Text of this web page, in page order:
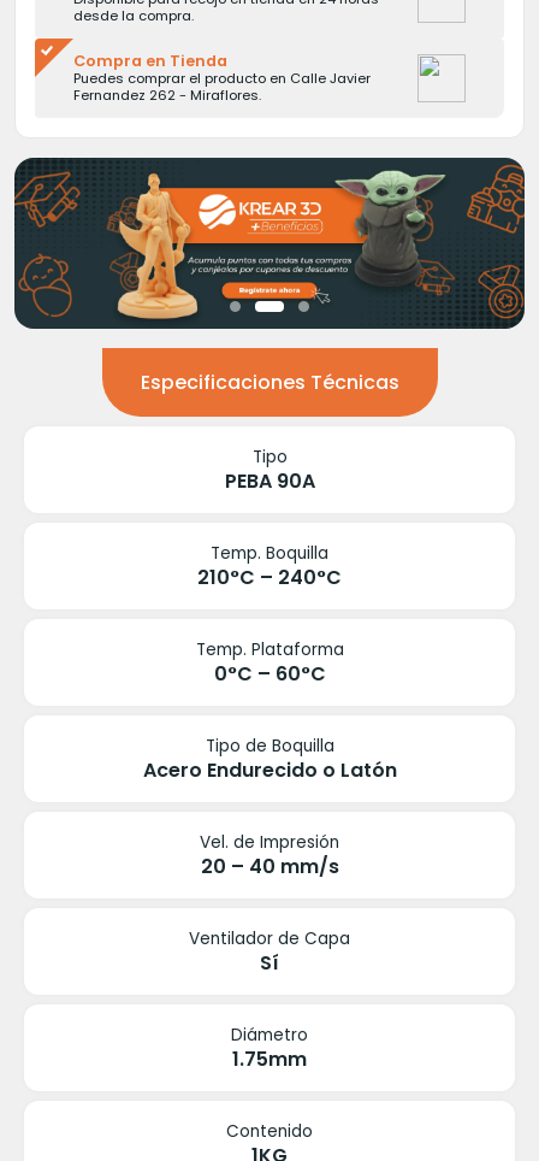
desde la compra.
Compra en Tienda
Puedes comprar el producto en Calle Javier
Fernandez 262 - Miraflores.
Especificaciones Técnicas
Tipo
PEBA 90A
Temp. Boquilla
210°C – 240°C
Temp. Plataforma
0°C – 60°C
Tipo de Boquilla
Acero Endurecido o Latón
Vel. de Impresión
20 – 40 mm/s
Ventilador de Capa
Sí
Diámetro
1.75mm
Contenido
1KG